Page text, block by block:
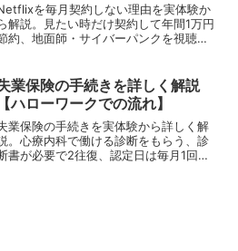
を毎月契約しない理由を実体験か
解説。見たい時だけ契約して年間1万円
約、地面師・サイバーパンクを視聴後
。
業保険の手続きを詳しく解説
【ハローワークでの流れ】
業保険の手続きを実体験から詳しく解
。心療内科で働ける診断をもらう、診
書が必要で2往復、認定日は毎月1回、